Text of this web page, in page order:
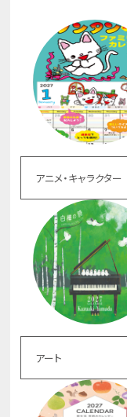
アニメ・キャラクター
アート